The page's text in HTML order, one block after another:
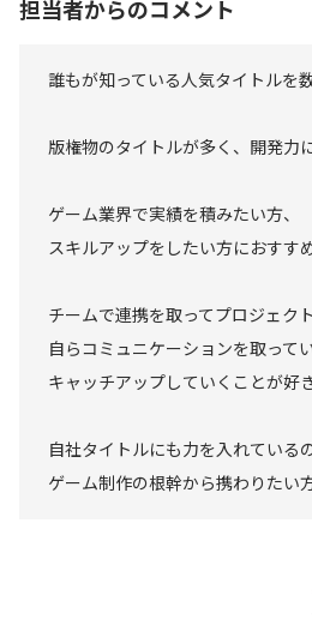
担当者からのコメント
誰もが知っている人気タイトルを
版権物のタイトルが多く、開発力
ゲーム業界で実績を積みたい方、
スキルアップをしたい方におすす
チームで連携を取ってプロジェク
自らコミュニケーションを取って
キャッチアップしていくことが好
自社タイトルにも力を入れているの
ゲーム制作の根幹から携わりたい